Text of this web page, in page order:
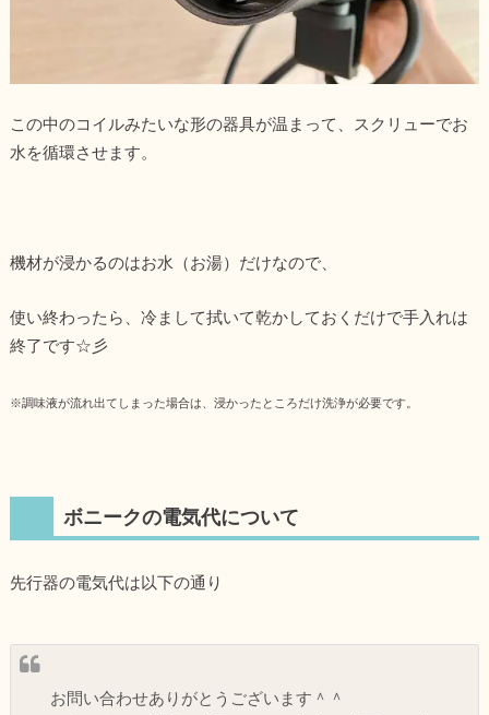
この中のコイルみたいな形の器具が温まって、スクリューでお
水を循環させます。
機材が浸かるのはお水（お湯）だけなので、
使い終わったら、冷まして拭いて乾かしておくだけで手入れは
終了です☆彡
※調味液が流れ出てしまった場合は、浸かったところだけ洗浄が必要です。
ボニークの電気代について
先行器の電気代は以下の通り
お問い合わせありがとうございます＾＾